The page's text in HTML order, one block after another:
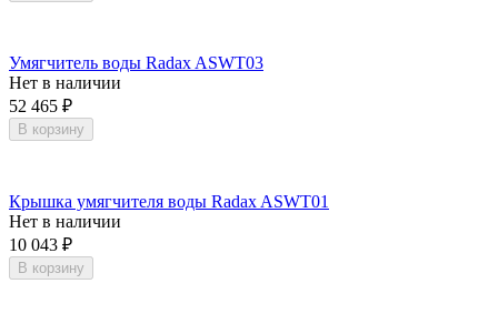
Умягчитель воды Radax ASWT03
Нет в наличии
52 465 ₽
В корзину
Крышка умягчителя воды Radax ASWT01
Нет в наличии
10 043 ₽
В корзину